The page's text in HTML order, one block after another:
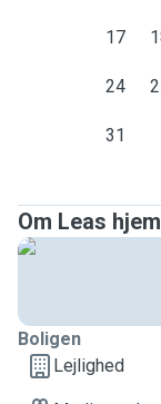
17
24
31
Om Leas hjem
Boligen
Lejlighed